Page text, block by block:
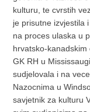
kulturu, te cvrstih
je prisutne izvjestila
na proces ulaska u
hrvatsko-
GK RH u
sudjelovala i na
Nazocnima u
savjetnik za kulturu